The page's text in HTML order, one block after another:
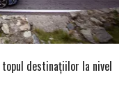
topul destinațiilor la nivel